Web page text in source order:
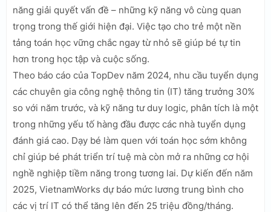
năng giải quyết vấn đề – những kỹ năng vô cùng quan
trọng trong thế giới hiện đại. Việc tạo cho trẻ một nền
tảng toán học vững chắc ngay từ nhỏ sẽ giúp bé tự tin
hơn trong học tập và cuộc sống.
Theo báo cáo của TopDev năm 2024, nhu cầu tuyển dụng
các chuyên gia công nghệ thông tin (IT) tăng trưởng 30%
so với năm trước, và kỹ năng tư duy logic, phân tích là một
trong những yếu tố hàng đầu được các nhà tuyển dụng
đánh giá cao. Dạy bé làm quen với toán học sớm không
chỉ giúp bé phát triển trí tuệ mà còn mở ra những cơ hội
nghề nghiệp tiềm năng trong tương lai. Dự kiến đến năm
2025, VietnamWorks dự báo mức lương trung bình cho
các vị trí IT có thể tăng lên đến 25 triệu đồng/tháng.